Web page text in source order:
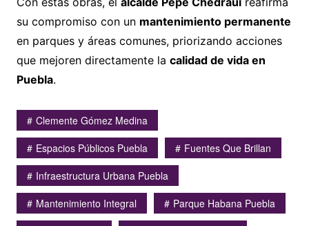
su compromiso con un mantenimiento permanente
en parques y áreas comunes, priorizando acciones
que mejoren directamente la calidad de vida en
Puebla.
Clemente Gómez Medina
Espacios Públicos Puebla
Fuentes Que Brillan
Infraestructura Urbana Puebla
Mantenimiento Integral
Parque Habana Puebla